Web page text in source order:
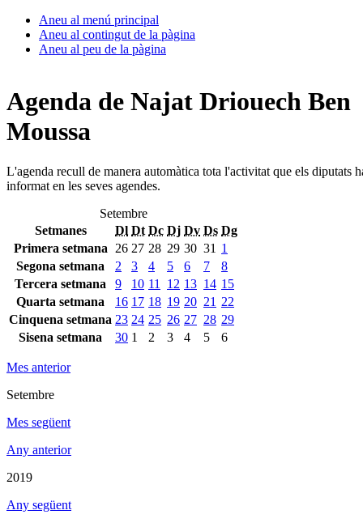
Aneu al menú principal
Aneu al contingut de la pàgina
Aneu al peu de la pàgina
Agenda de Najat Driouech Ben
Moussa
L'agenda recull de manera automàtica tota l'activitat que els diputats
informat en les seves agendes.
Setembre
Setmanes
Dl Dt Dc Dj Dv Ds Dg
Primera setmana
26 27 28 29 30 31 1
Segona setmana
2 3 4 5 6 7
8
Tercera setmana
9 10 11 12 13 14 15
Quarta setmana
16 17 18 19 20 21 22
Cinquena setmana 23 24 25 26 27 28 29
Sisena setmana
30 1 2 3 4 5 6
Mes anterior
Setembre
Mes següent
Any anterior
2019
Any següent